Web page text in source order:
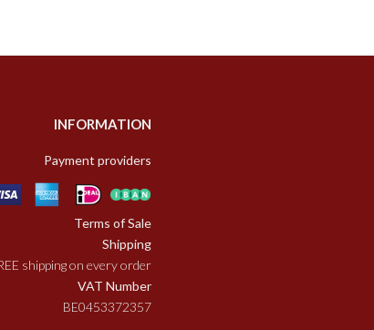
INFORMATION
Payment providers
Terms of Sale
Shipping
shipping on every order
VAT Number
BE0453372357